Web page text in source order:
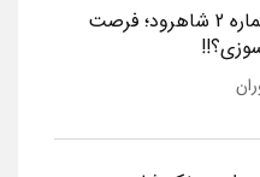
شهرک صنعتی شماره 2 شاهرود؛ فرصت